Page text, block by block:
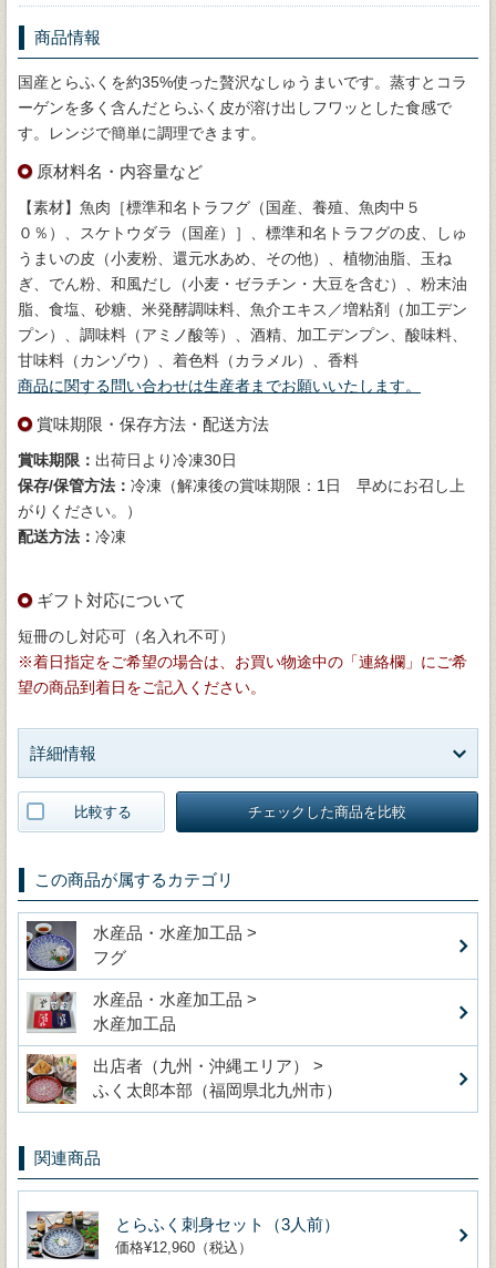
商品情報
国産とらふくを約35%使った贅沢なしゅうまいです。蒸すとコラ
ーゲンを多く含んだとらふく皮が溶け出しフワッとした食感で
す。レンジで簡単に調理できます。
原材料名・内容量など
【素材】魚肉［標準和名トラフグ（国産、養殖、魚肉中５
０％）、スケトウダラ（国産）］、標準和名トラフグの皮、しゅ
うまいの皮（小麦粉、還元水あめ、その他）、植物油脂、玉ね
ぎ、でん粉、和風だし（小麦・ゼラチン・大豆を含む）、粉末油
脂、食塩、砂糖、米発酵調味料、魚介エキス／増粘剤（加工デン
プン）、調味料（アミノ酸等）、酒精、加工デンプン、酸味料、
甘味料（カンゾウ）、着色料（カラメル）、香料
商品に関する問い合わせは生産者までお願いいたします。
賞味期限・保存方法・配送方法
賞味期限： 出荷日より冷凍30日
保存/保管方法： 冷凍（解凍後の賞味期限：1日 早めにお召し上
がりください。）
配送方法： 冷凍
ギフト対応について
短冊のし対応可（名入れ不可）
※着日指定をご希望の場合は、お買い物途中の「連絡欄」にご希
望の商品到着日をご記入ください。
詳細情報
比較する チェックした商品を比較
この商品が属するカテゴリ
水産品・水産加工品 >
フグ
水産品・水産加工品 >
水産加工品
出店者（九州・沖縄エリア） >
ふく太郎本部（福岡県北九州市）
関連商品
とらふく刺身セット（3人前）
価格¥12,960（税込）